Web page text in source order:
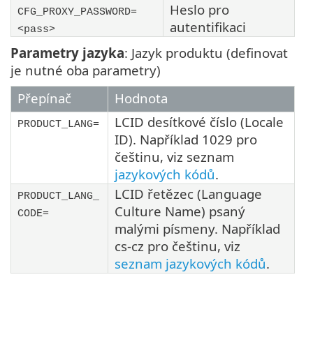
CFG_PROXY_PASSWORD=
<pass>
Heslo pro
autentifikaci
Parametry jazyka: Jazyk produktu (definovat
je nutné oba parametry)
Přepínač
Hodnota
PRODUCT_LANG=
LCID desítkové číslo (Locale
ID). Například 1029 pro
češtinu, viz seznam
jazykových kódů.
PRODUCT_LANG_
CODE=
LCID řetězec (Language
Culture Name) psaný
malými písmeny. Například
cs-cz pro češtinu, viz
seznam jazykových kódů.